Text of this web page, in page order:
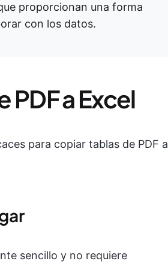
proporcionan una forma
con los datos.
a Excel
para copiar tablas de PDF a
sencillo y no requiere